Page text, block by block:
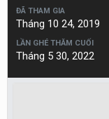
ĐÃ THAM GIA
Tháng 10 24, 2019
LẦN GHÉ THĂM CUỐI
Tháng 5 30, 2022